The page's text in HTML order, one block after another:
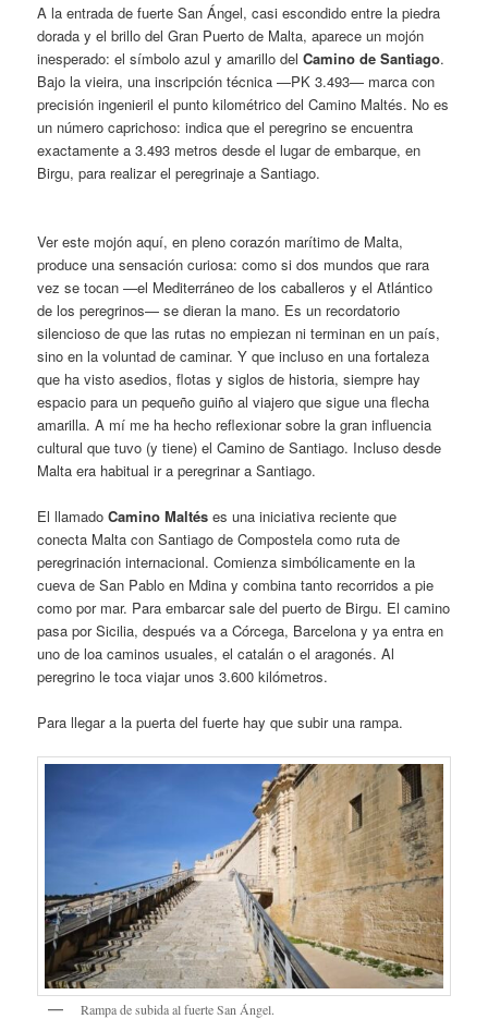
A la entrada de fuerte San Ángel, casi escondido entre la piedra
dorada y el brillo del Gran Puerto de Malta, aparece un mojón
inesperado: el símbolo azul y amarillo delCamino de Santiago.
Bajo la vieira, una inscripción técnica —PK 3.493— marca con
precisión ingenieril el punto kilométrico del Camino Maltés. No es
un número caprichoso: indica que el peregrino se encuentra
exactamente a 3.493 metros desde el lugar de embarque, en
Birgu, para realizar el peregrinaje a Santiago.
Ver este mojón aquí, en pleno corazón marítimo de Malta,
produce una sensación curiosa: como si dos mundos que rara
vez se tocan —el Mediterráneo de los caballeros y el Atlántico
de los peregrinos— se dieran la mano. Es un recordatorio
silencioso de que las rutas no empiezan ni terminan en un país,
sino en la voluntad de caminar. Y que incluso en una fortaleza
que ha visto asedios, flotas y siglos de historia, siempre hay
espacio para un pequeño guiño al viajero que sigue una flecha
amarilla. A mí me ha hecho reflexionar sobre la gran influencia
cultural que tuvo (y tiene) el Camino de Santiago. Incluso desde
Malta era habitual ir a peregrinar a Santiago.
El llamadoCamino Maltés es una iniciativa reciente que
conecta Malta con Santiago de Compostela como ruta de
peregrinación internacional. Comienza simbólicamente en la
cueva de San Pablo en Mdina y combina tanto recorridos a pie
como por mar. Para embarcar sale del puerto de Birgu. El camino
pasa por Sicilia, después va a Córcega, Barcelona y ya entra en
uno de loa caminos usuales, el catalán o el aragonés. Al
peregrino le toca viajar unos 3.600 kilómetros.
Para llegar a la puerta del fuerte hay que subir una rampa.
Rampa de subida al fuerte San Ángel.